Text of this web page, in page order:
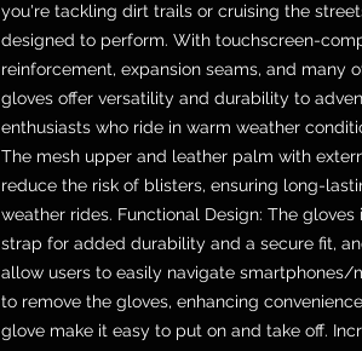
you're tackling dirt trails or cruising the
designed to perform. With touchscreen-
reinforcement, expansion seams, and many
gloves offer versatility and durability to
enthusiasts who ride in warm weather
The mesh upper and leather palm with
reduce the risk of blisters, ensuring long-
weather rides. Functional Design: The
strap for added durability and a secure fit,
allow users to easily navigate smartphones/
to remove the gloves, enhancing
glove make it easy to put on and take off.